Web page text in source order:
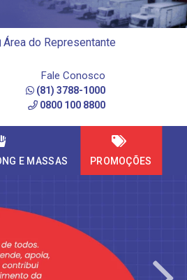
Área do Representante
Fale Conosco
(81) 3788-1000
0800 100 8800
E MASSAS PROMOÇÕES